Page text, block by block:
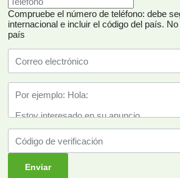
Compruebe el número de teléfono: debe
internacional e incluir el código del país.
país